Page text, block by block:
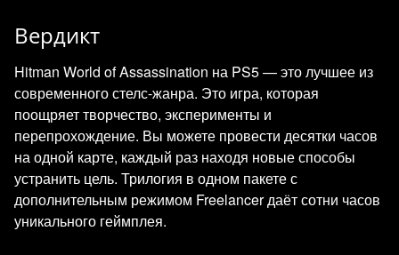
Вердикт
Hitman World of Assassination на PS5 — это лучшее из
современного стелс-жанра. Это игра, которая
поощряет творчество, эксперименты и
перепрохождение. Вы можете провести десятки часов
на одной карте, каждый раз находя новые способы
устранить цель. Трилогия в одном пакете с
дополнительным режимом Freelancer даёт сотни часов
уникального геймплея.